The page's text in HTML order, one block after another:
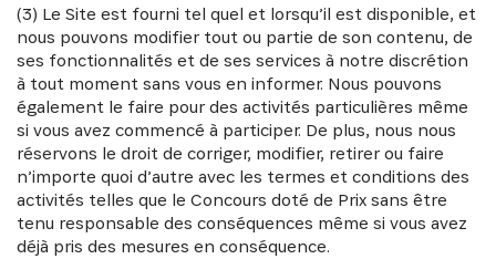
(3) Le Site est fourni tel quel et lorsqu’il est disponible, et
nous pouvons modifier tout ou partie de son contenu, de
ses fonctionnalités et de ses services à notre discrétion
à tout moment sans vous en informer. Nous pouvons
également le faire pour des activités particulières même
si vous avez commencé à participer. De plus, nous nous
réservons le droit de corriger, modifier, retirer ou faire
n’importe quoi d’autre avec les termes et conditions des
activités telles que le Concours doté de Prix sans être
tenu responsable des conséquences même si vous avez
déjà pris des mesures en conséquence.